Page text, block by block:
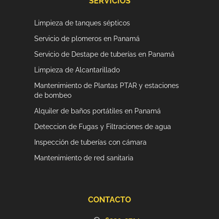
o
-
r
m
Limpieza de tanques sépticos
Servicio de plomeros en Panamá
Servicio de Destape de tuberías en Panamá
Limpieza de Alcantarillado
Mantenimiento de Plantas PTAR y estaciones
de bombeo
Alquiler de baños portátiles en Panamá
Deteccion de Fugas y Filtraciones de agua
Inspección de tuberías con cámara
Mantenimiento de red sanitaria
CONTACTO